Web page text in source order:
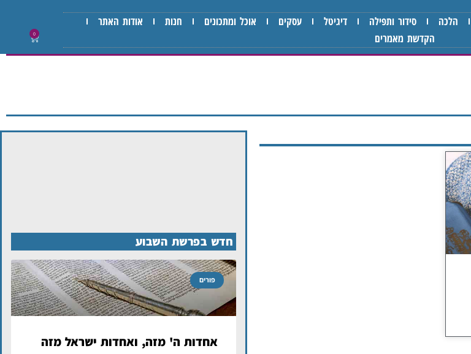
הלכה סידור ותפילה דיגיטל עסקים אוכל ומתכונים חנות
אודות האתר
הקדשת מאמרים
0
חדש בפרשת השבוע
פורים
אחדות ה' מזה, ואחדות ישראל מזה